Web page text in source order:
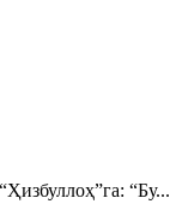
“Бу...